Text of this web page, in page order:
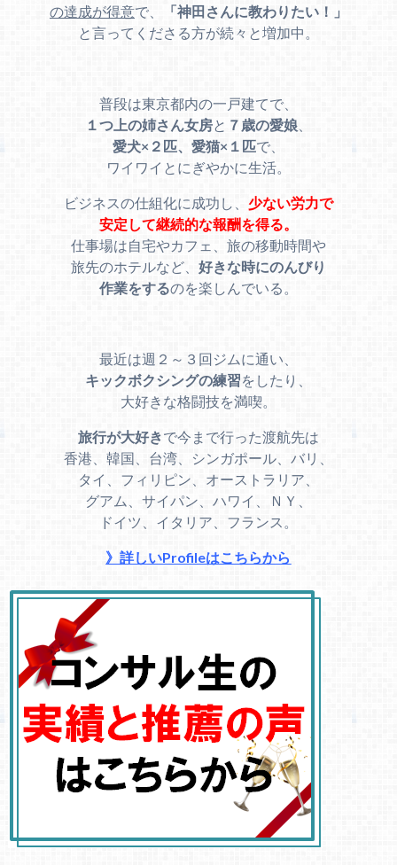
の達成が得意で、
「神田さんに教わりたい！」
と言ってくださる方が続々と増加中。
普段は東京都内の一戸建てで、
１つ上の姉さん女房と ７歳の愛娘、
愛犬×２匹、愛猫×１匹で、
ワイワイとにぎやかに生活。
ビジネスの仕組化に成功し、 少ない労力で
安定して継続的な報酬を得る。
仕事場は自宅やカフェ、旅の移動時間や
旅先のホテルなど、 好きな時にのんびり
作業をするのを楽しんでいる。
最近は週２～３回ジムに通い、
キックボクシングの練習をしたり、
大好きな格闘技を満喫。
旅行が大好きで今まで行った渡航先は
香港、韓国、台湾、シンガポール、バリ、
タイ、フィリピン、オーストラリア、
グアム、サイパン、ハワイ、ＮＹ、
ドイツ、イタリア、フランス。
》詳しいProfileはこちらから